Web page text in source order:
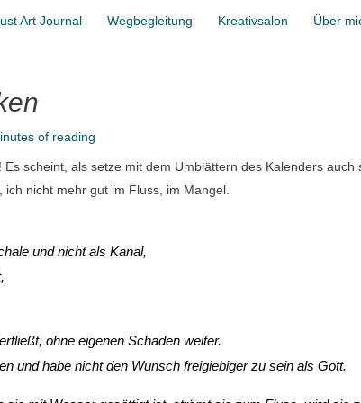
Art Journal Wegbegleitung Kreativsalon Über
of reading
scheint, als setze mit dem Umblättern des Kalenders auch
nicht mehr gut im Fluss, im Mangel.
und nicht als Kanal,
ohne eigenen Schaden weiter.
und habe nicht den Wunsch freigiebiger zu sein als Gott.